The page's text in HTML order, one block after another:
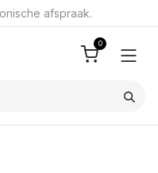
afspraak.
0